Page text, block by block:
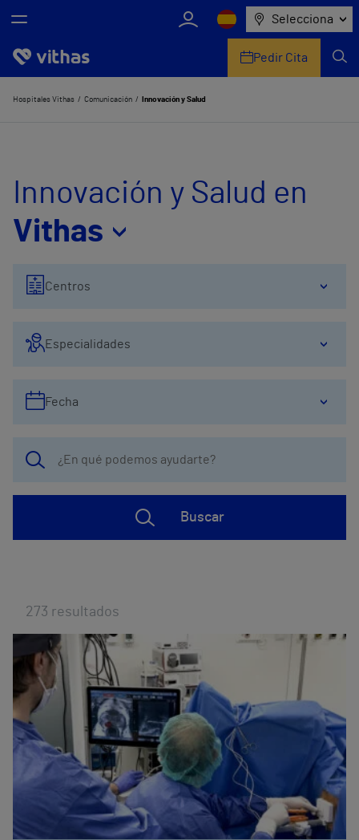
Selecciona
Nosotros
Comunicación
Pedir Cita
Hospitales Vithas Comunicación Innovación y Salud
Innovación y Salud en
Vithas
Centros
Especialidades
Fecha
Buscar
273 resultados